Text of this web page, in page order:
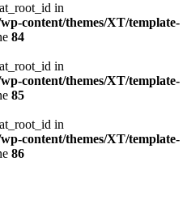
in
content/themes/XT/template-
84
in
content/themes/XT/template-
85
in
content/themes/XT/template-
86